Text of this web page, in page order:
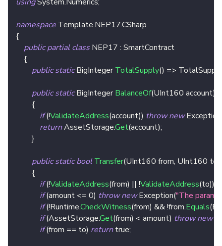
namespace Template.NEP17.CSharp
{
public partial class NEP17 : SmartContract
{
public static BigInteger TotalSupply() =>
public static BigInteger BalanceOf(UInt160 account)
{
if (!ValidateAddress(account)) throw new Exception
return AssetStorage.Get(account);
}
public static bool Transfer(UInt160 from, UInt160 to
{
if (!ValidateAddress(from) || !ValidateAddress(to))
if (amount <= 0) throw new Exception("The
if (!Runtime.CheckWitness(from) &&!from.Equals(
if (AssetStorage.Get(from) < amount) throw new
if (from == to) return true;